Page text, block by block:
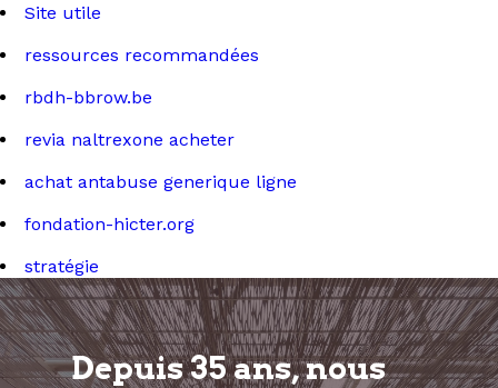
Site utile
ressources recommandées
rbdh-bbrow.be
revia naltrexone acheter
achat antabuse generique ligne
fondation-hicter.org
stratégie
Depuis 35 ans, nous